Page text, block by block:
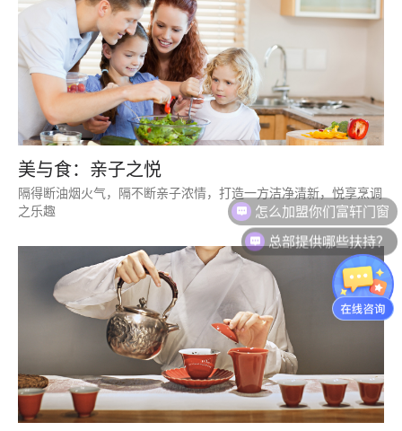
美与食：亲子之悦
隔得断油烟火气，隔不断亲子浓情，打造一方洁净清新，悦享烹调
之乐趣
怎么加盟你们富轩门窗
总部提供哪些扶持？